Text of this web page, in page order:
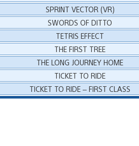
SPRINT VECTOR (VR)
SWORDS OF DITTO
TETRIS EFFECT
THE FIRST TREE
THE LONG JOURNEY HOME
TICKET TO RIDE
TICKET TO RIDE – FIRST CLASS